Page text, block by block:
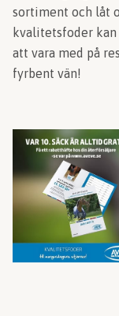
sortiment och låt
kvalitetsfoder kan
att vara med på
fyrbent vän!